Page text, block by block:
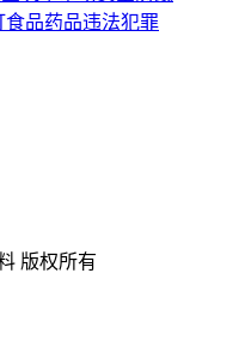
食品药品违法犯罪
版权所有